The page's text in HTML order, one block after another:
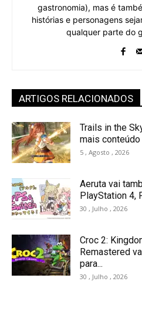
gastronomia), mas é
histórias e personagens
qualquer parte do
ARTIGOS RELACIONADOS
Trails in the
mais conteúdo
5 , Agosto , 2026
Aeruta vai
PlayStation 4,
30 , Julho , 2026
Croc 2:
Remastered
para...
30 , Julho , 2026